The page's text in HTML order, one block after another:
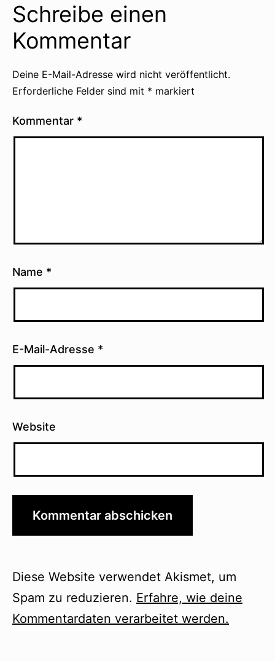
Schreibe einen
Kommentar
Deine E-Mail-Adresse wird nicht veröffentlicht.
Erforderliche Felder sind mit * markiert
Kommentar *
Name *
E-Mail-Adresse *
Website
Diese Website verwendet Akismet, um
Spam zu reduzieren. Erfahre, wie deine
Kommentardaten verarbeitet werden.